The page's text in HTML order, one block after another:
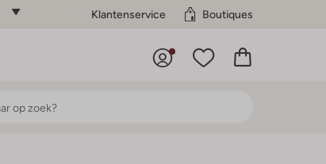
Klantenservice Boutiques